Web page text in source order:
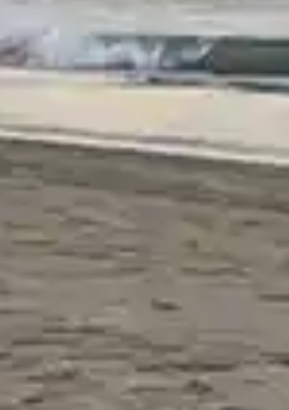
ricevere uno
nella pagina
sui social